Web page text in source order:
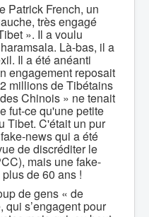
Patrick French, un
très engagé
». Il a voulu
Là-bas, il a
Il a été anéanti
engagement reposait
millions de Tibétains
Chinois » ne tenait
fut-ce qu'une petite
Tibet. C'était un pur
news qui a été
de discréditer le
mais une fake-
de 60 ans !
de gens « de
s’engagent pour